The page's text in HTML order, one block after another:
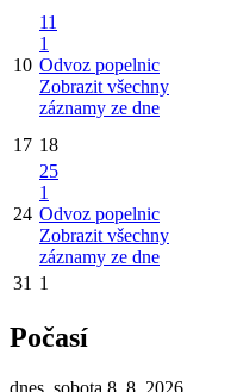
10
11
1
Odvoz popelnic
Zobrazit všechny
záznamy ze dne
17 18
24
25
1
Odvoz popelnic
Zobrazit všechny
záznamy ze dne
31 1
Počasí
dnes, sobota 8. 8. 2026